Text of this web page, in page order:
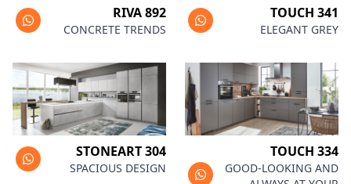
TOUCH 341
ELEGANT GREY
RIVA 892
CONCRETE TRENDS
TOUCH 334
GOOD-LOOKING AND
STONEART 304
SPACIOUS DESIGN